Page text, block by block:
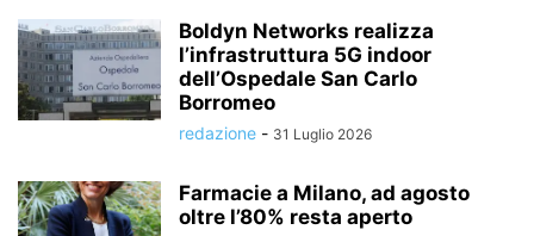
Boldyn Networks realizza
l’infrastruttura 5G indoor
dell’Ospedale San Carlo
Borromeo
redazione - 31 Luglio 2026
Farmacie a Milano, ad agosto
oltre l’80% resta aperto